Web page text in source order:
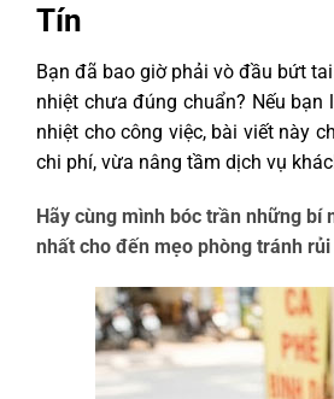
Tín
Bạn đã bao giờ phải vò đầu bứt
nhiệt chưa đúng chuẩn? Nếu
nhiệt cho công việc, bài viết này
chi phí, vừa nâng tầm dịch vụ
Hãy cùng mình bóc trần những
nhất cho đến mẹo phòng tránh